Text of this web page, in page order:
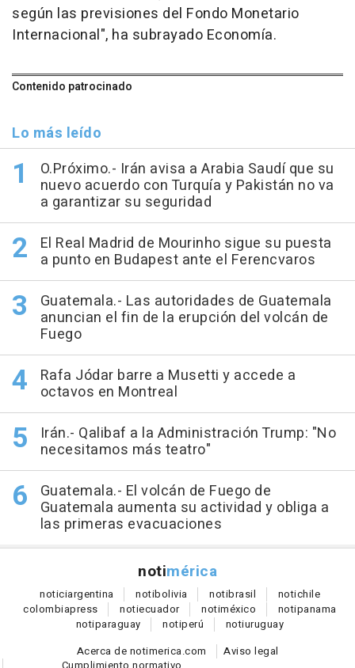
según las previsiones del Fondo Monetario
Internacional", ha subrayado Economía.
Contenido patrocinado
Lo más leído
O.Próximo.- Irán avisa a Arabia Saudí que su
nuevo acuerdo con Turquía y Pakistán no va
a garantizar su seguridad
El Real Madrid de Mourinho sigue su puesta
a punto en Budapest ante el Ferencvaros
Guatemala.- Las autoridades de Guatemala
anuncian el fin de la erupción del volcán de
Fuego
Rafa Jódar barre a Musetti y accede a
octavos en Montreal
Irán.- Qalibaf a la Administración Trump: "No
necesitamos más teatro"
Guatemala.- El volcán de Fuego de
Guatemala aumenta su actividad y obliga a
las primeras evacuaciones
notimérica
noticiargentina notibolivia notibrasil notichile
colombiapress notiecuador notiméxico notipanama
notiparaguay notiperú notiuruguay
Acerca de notimerica.com
Aviso legal